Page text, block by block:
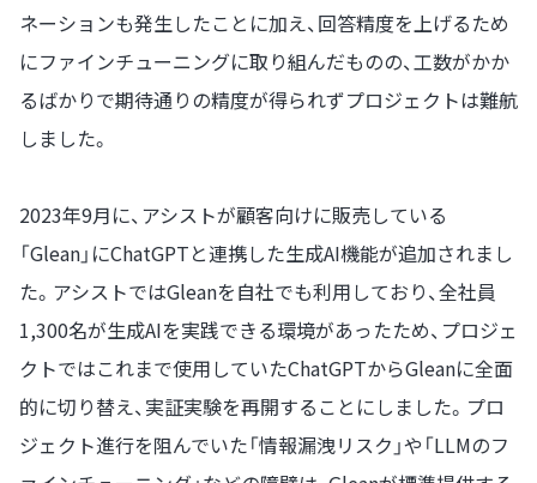
ネーションも発生したことに加え、回答精度を上げるため
にファインチューニングに取り組んだものの、工数がかか
るばかりで期待通りの精度が得られずプロジェクトは難航
しました。
2023年9月に、アシストが顧客向けに販売している
「Glean」にChatGPTと連携した生成AI機能が追加されまし
た。アシストではGleanを自社でも利用しており、全社員
1,300名が生成AIを実践できる環境があったため、プロジェ
クトではこれまで使用していたChatGPTからGleanに全面
的に切り替え、実証実験を再開することにしました。プロ
ジェクト進行を阻んでいた「情報漏洩リスク」や「LLMのフ